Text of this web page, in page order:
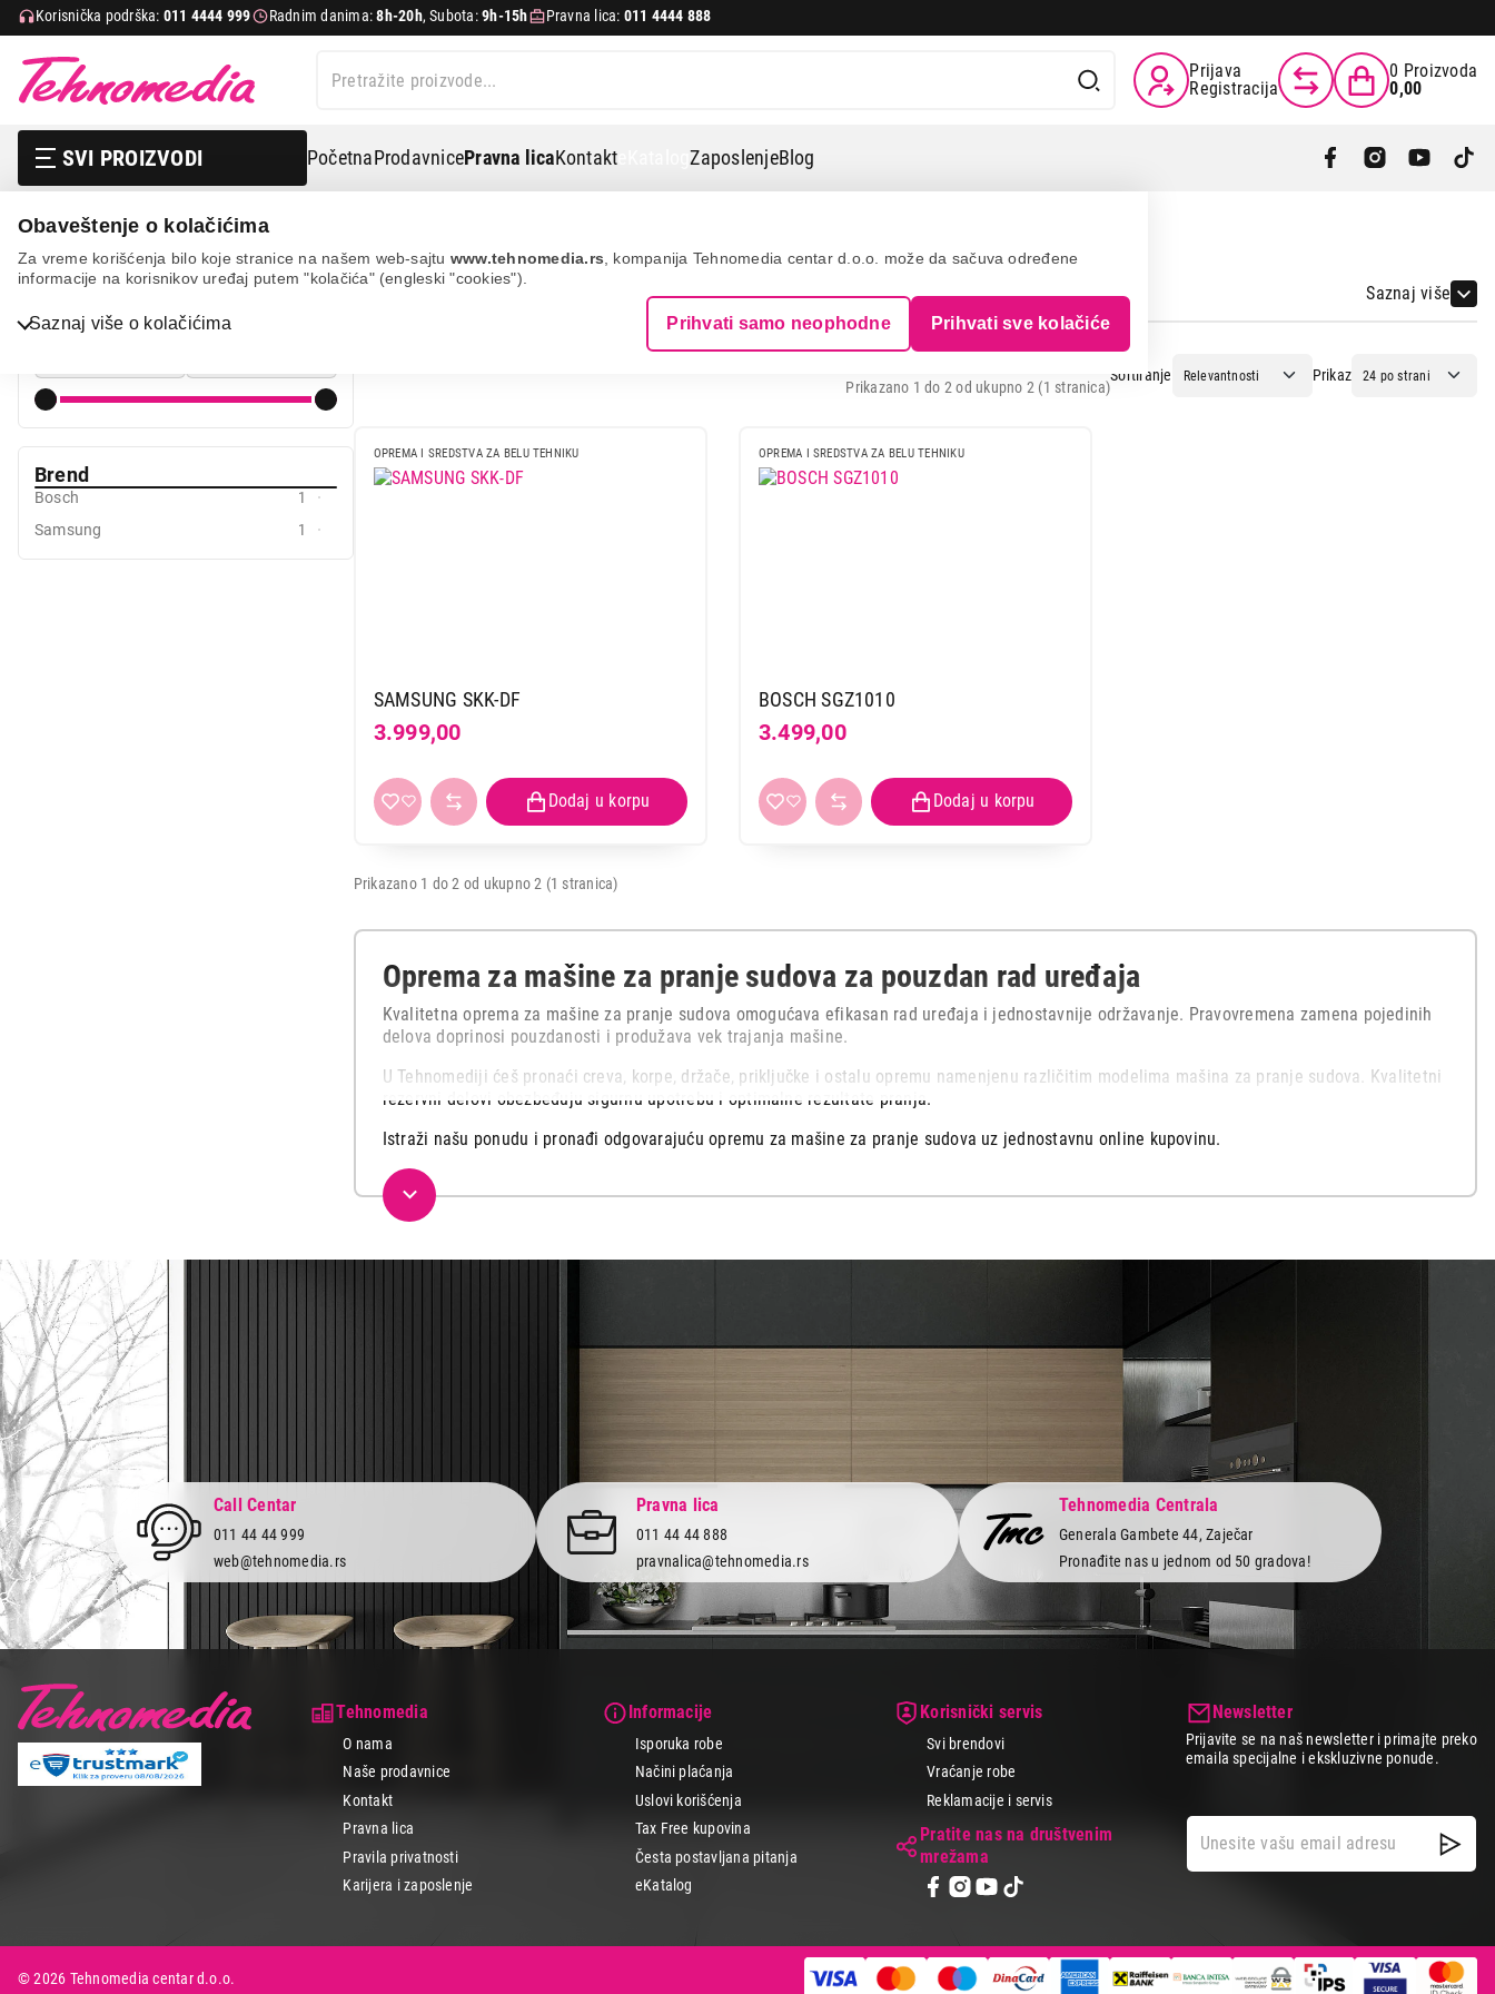
Obaveštenje o kolačićima
Za vreme korišćenja bilo koje stranice na našem web-sajtu www.tehnomedia.rs , kompanija Tehnomedia centar d.o.o. može da sačuva određene
informacije na korisnikov uređaj putem "kolačića" (engleski "cookies").
Saznaj više o kolačićima Prihvati samo neophodne Prihvati sve kolačiće
Korisnička podrška: 011 4444 999 Radnim danima:8h-20h, Subota:9h-15h Pravna lica: 011 4444 888
Prijava
Registracija
0 Proizvoda
0,00
SVI PROIZVODI PočetnaProdavnicePravna licaKontakt eKatalogZaposlenjeBlog
Bela tehnika
IT & Gaming
Mobilni telefoni i tableti
Mali kućni aparati
Mali kuhinjski aparati
Bela tehnika Oprema za belu tehniku
Cena od Cena do
Brend
Bosch
1
Samsung
1
OPREMA ZA MAŠINE ZA PRANJE SUDOVA Saznaj više
Sortiranje Prikaz
Prikazano 1 do 2 od ukupno 2 (1 stranica)
OPREMA I SREDSTVA ZA BELU TEHNIKU
SAMSUNG SKK-DF
3.999,00
OPREMA I SREDSTVA ZA BELU TEHNIKU
BOSCH SGZ1010
3.499,00
Prikazano 1 do 2 od ukupno 2 (1 stranica)
Oprema za mašine za pranje sudova za pouzdan rad uređaja
Kvalitetna oprema za mašine za pranje sudova omogućava efikasan rad uređaja i jednostavnije održavanje. Pravovremena zamena pojedinih
delova doprinosi pouzdanosti i produžava vek trajanja mašine.
U Tehnomediji ćeš pronaći creva, korpe, držače, priključke i ostalu opremu namenjenu različitim modelima mašina za pranje sudova. Kvalitetni
rezervni delovi obezbeđuju sigurnu upotrebu i optimalne rezultate pranja.
Istraži našu ponudu i pronađi odgovarajuću opremu za mašine za pranje sudova uz jednostavnu online kupovinu.
3.999,00
OPREMA I SREDSTVA ZA BELU TEHNIKU
SAMSUNG SKK-DF
Proizvod je dodat u korpu.
Ukupno u korpi:0,00
Call Centar
011 44 44 999
web@tehnomedia.rs
Pravna lica
011 44 44 888
pravnalica@tehnomedia.rs
Tehnomedia Centrala
Generala Gambete 44, Zaječar
Pronađite nas u jednom od 50 gradova!
Tehnomedia
O nama
Naše prodavnice
Kontakt
Pravna lica
Pravila privatnosti
Karijera i zaposlenje
Informacije
Isporuka robe
Načini plaćanja
Uslovi korišćenja
Tax Free kupovina
Česta postavljana pitanja
eKatalog
Korisnički servis
Svi brendovi
Vraćanje robe
Reklamacije i servis
Pratite nas na društvenim
mrežama
Newsletter
Prijavite se na naš newsletter i primajte preko
emaila specijalne i ekskluzivne ponude.
© 2026 Tehnomedia centar d.o.o.